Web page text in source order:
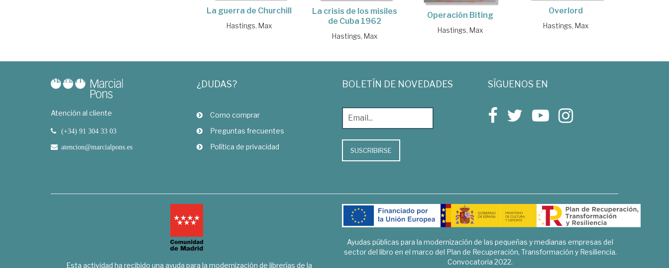
La guerra de Churchill
Hastings, Max
La crisis de los misiles
de Cuba 1962
Hastings, Max
Operación Biting
Hastings, Max
Overlord
Hastings, Max
Atención al cliente
(+34) 91 304 33 03
atencion@marcialpons.es
¿DUDAS?
Como comprar
Preguntas frecuentes
Política de privacidad
BOLETÍN DE NOVEDADES
SUSCRIBIRSE
SÍGUENOS EN
Esta actividad ha recibido una ayuda para la modernización de librerías de la
Ayudas públicas para la modernización de las pequeñas y medianas empresas del
sector del libro en el marco del Plan de Recuperación, Transformación y Resiliencia.
Convocatoria 2022.